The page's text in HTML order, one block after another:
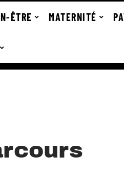
ÊTRE MATERNITÉ